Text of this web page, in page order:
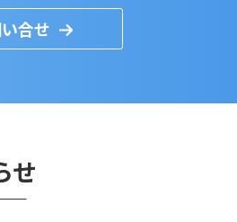
合せ
せ